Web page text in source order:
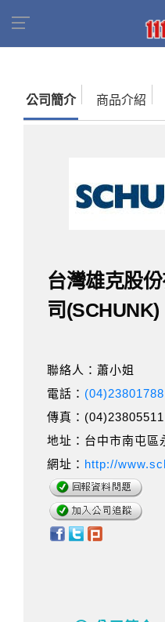
(SCHUNK)
公司簡介 商品介紹
台灣雄克股
司(SCHUNK)
聯絡人：蕭小姐
電話： (04)23801788
傳真：(04)23805511
地址：台中市南屯區
網址： http://